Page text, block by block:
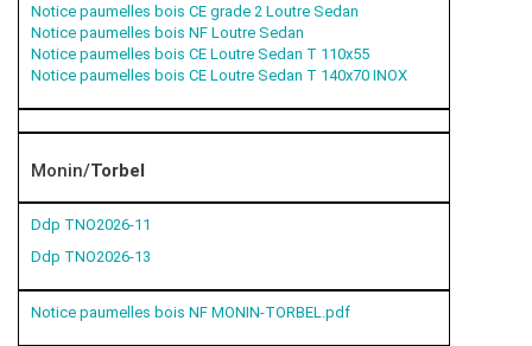
Notice paumelles bois CE grade 2 Loutre Sedan
Notice paumelles bois NF Loutre Sedan
Notice paumelles bois CE Loutre Sedan T 110x55
Notice paumelles bois CE Loutre Sedan T 140x70 INOX
Monin/Torbel
Ddp TNO2026-11
Ddp TNO2026-13
Notice paumelles bois NF MONIN-TORBEL.pdf